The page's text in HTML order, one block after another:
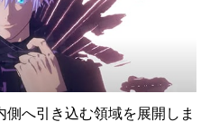
へ引き込む領域を展開しま